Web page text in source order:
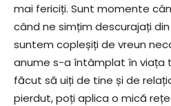
mai fericiți. Sunt momente
când ne simțim descurajați
suntem copleșiți de vreun
anume s-a întâmplat în viața
făcut să uiți de tine și de
pierdut, poți aplica o mică